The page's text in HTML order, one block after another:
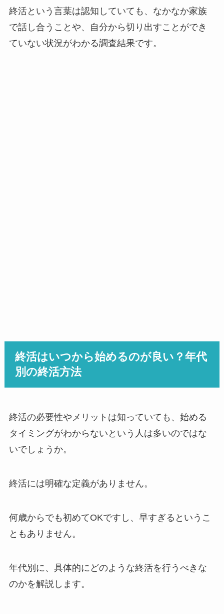
終活という言葉は認知していても、なかなか家族
で話し合うことや、自分から切り出すことができ
ていない状況がわかる調査結果です。
終活はいつから始めるのが良い？年代
別の終活方法
終活の必要性やメリットは知っていても、始める
タイミングがわからないという人は多いのではな
いでしょうか。
終活には明確な定義がありません。
何歳からでも初めてOKですし、早すぎるというこ
ともありません。
年代別に、具体的にどのような終活を行うべきな
のかを解説します。